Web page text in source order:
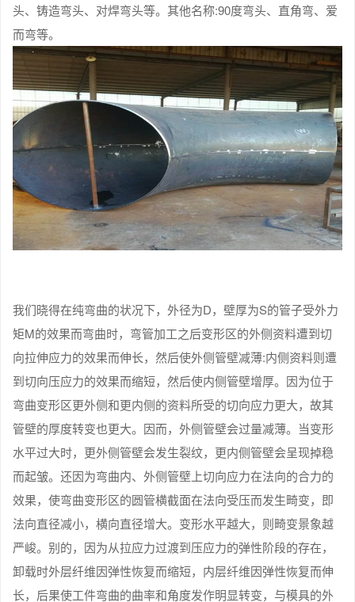
头、铸造弯头、对焊弯头等。其他名称:90度弯头、直角弯、爱
而弯等。
我们晓得在纯弯曲的状况下，外径为D，壁厚为S的管子受外力
矩M的效果而弯曲时，弯管加工之后变形区的外侧资料遭到切
向拉伸应力的效果而伸长，然后使外侧管壁减薄:内侧资料则遭
到切向压应力的效果而缩短，然后使内侧管壁增厚。因为位于
弯曲变形区更外侧和更内侧的资料所受的切向应力更大，故其
管壁的厚度转变也更大。因而，外侧管壁会过量减薄。当变形
水平过大时，更外侧管壁会发生裂纹，更内侧管壁会呈现掉稳
而起皱。还因为弯曲内、外侧管壁上切向应力在法向的合力的
效果，使弯曲变形区的圆管横截面在法向受压而发生畸变，即
法向直径减小，横向直径增大。变形水平越大，则畸变景象越
严峻。别的，因为从拉应力过渡到压应力的弹性阶段的存在，
卸载时外层纤维因弹性恢复而缩短，内层纤维因弹性恢复而伸
长，后果使工件弯曲的曲率和角度发作明显转变，与模具的外